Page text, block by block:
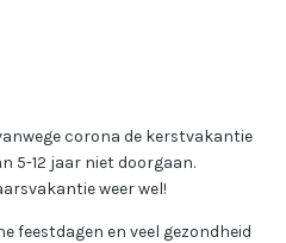
corona de kerstvakantie
5-12 jaar niet doorgaan.
weer wel!
feestdagen en veel gezondheid